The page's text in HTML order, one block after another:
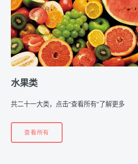
水果类
共二十一大类，点击“查看所有”了解更多
查看所有